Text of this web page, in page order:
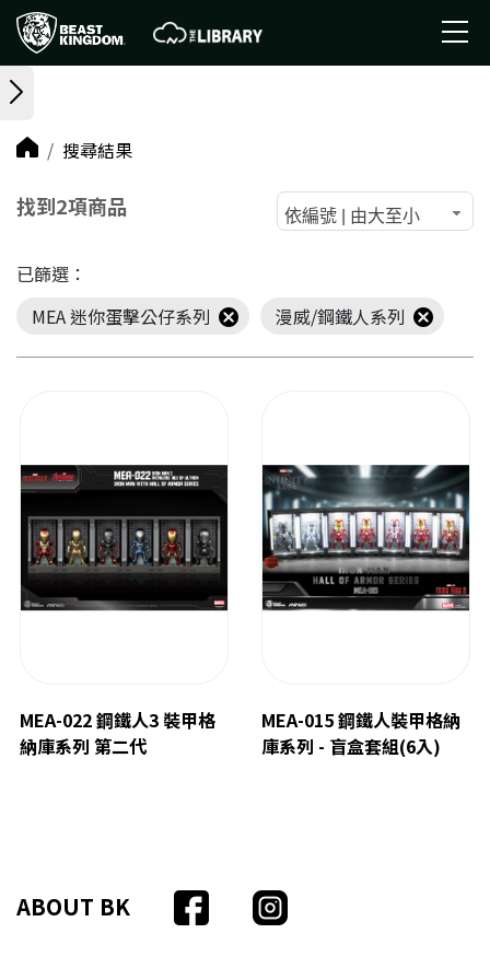
搜尋結果
找到2項商品 依編號 | 由大至小
已篩選：
MEA 迷你蛋擊公仔系列
漫威/鋼鐵人系列
MEA-022 鋼鐵人3 裝甲格
納庫系列 第二代
MEA-015 鋼鐵人裝甲格納
庫系列 - 盲盒套組(6入)
ABOUT BK